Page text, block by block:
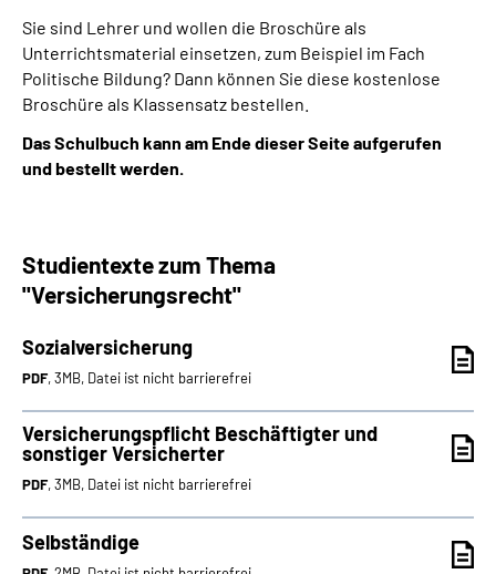
Sie sind Lehrer und wollen die Broschüre als
Unterrichtsmaterial einsetzen, zum Beispiel im Fach
Politische Bildung? Dann können Sie diese kostenlose
Broschüre als Klassensatz bestellen.
Das Schulbuch kann am Ende dieser Seite aufgerufen
und bestellt werden.
Studientexte zum Thema
"Versicherungsrecht"
Sozialversicherung
PDF, 3MB, Datei ist nicht barrierefrei
Versicherungspflicht Beschäftigter und
sonstiger Versicherter
PDF, 3MB, Datei ist nicht barrierefrei
Selbständige